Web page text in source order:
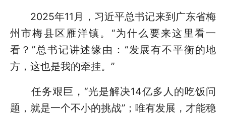
2025年11月，习近平总书记来到广东省梅
州市梅县区雁洋镇。“为什么要来这里看一
看？”总书记讲述缘由：“发展有不平衡的地
方，这也是我的牵挂。”
任务艰巨，“光是解决14亿多人的吃饭问
题，就是一个不小的挑战”；唯有发展，才能稳